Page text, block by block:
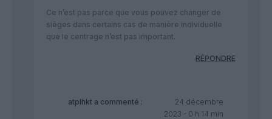
Ce n’est pas parce que vous pouvez changer de
sièges dans certains cas de manière individuelle
que le centrage n’est pas important.
RÉPONDRE
atplhkt a commenté :
24 décembre
2023 - 0 h 14 min